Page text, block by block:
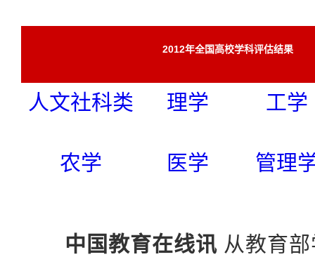
2012年全国高校学科评估结果
人文社科类 理学 工学
农学 医学 管理
中国教育在线讯 从教育